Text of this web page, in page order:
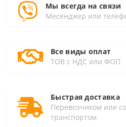
Мы всегда на связи
Месенджер или
Все виды оплат
ТОВ с НДС или ФОП
Быстрая доставка
Перевозчиком или
транспортом